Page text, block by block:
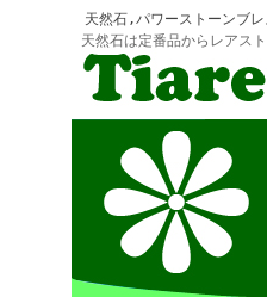
天然石,パワーストーンブレ
天然石は定番品からレアス